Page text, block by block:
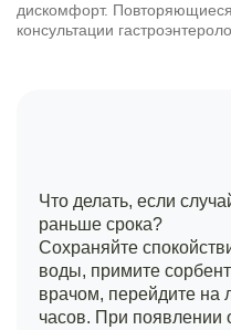
дискомфорт.
консультации
Что делать, если
раньше срока?
Сохраняйте
воды, примите
врачом, перейдите на
часов. При появлении